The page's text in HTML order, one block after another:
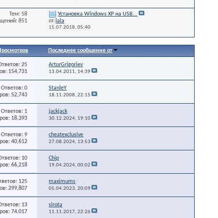
Тем: 58
851
Установка Windows XP на USB...
от lala
15.07.2018,05:40
Последнее сообщение от
25
154,731
ArturGrigoriev
13.04.2011, 14:39
Ответов: 0
52,743
StanleY
18.11.2008,22:15
Ответов: 1
18,393
jackjack
30.12.2024, 19:10
Ответов: 9
40,612
cheatexclusive
27.08.2024, 13:53
10
66,218
Chip
19.04.2024,00:02
125
299,807
maximums
05.04.2023,20:09
13
74,017
sirota
11.11.2017,22:26